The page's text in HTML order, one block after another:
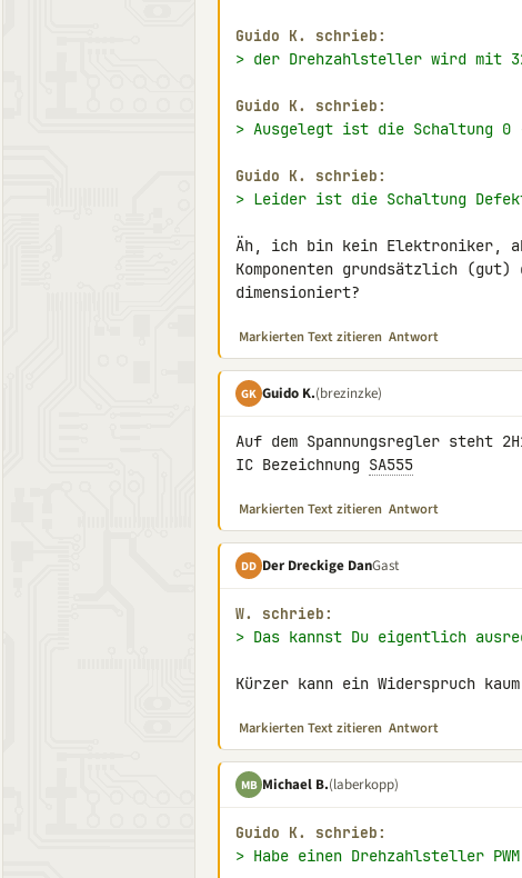
Guido K. schrieb:
> der Drehzahlsteller wird mit
Guido K. schrieb:
> Ausgelegt ist die Schaltung 0
Guido K. schrieb:
> Leider ist die Schaltung
Äh, ich bin kein Elektroniker,
Komponenten grundsätzlich (gut)
dimensioniert?
Markierten Text zitieren Antwort
GK Guido K.(brezinzke)
Auf dem Spannungsregler steht
IC Bezeichnung SA555
Markierten Text zitieren Antwort
DD Der Dreckige DanGast
W. schrieb:
> Das kannst Du eigentlich
Kürzer kann ein Widerspruch
Markierten Text zitieren Antwort
MB Michael B.(laberkopp)
Guido K. schrieb:
> Habe einen Drehzahlsteller